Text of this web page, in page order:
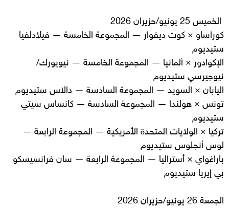
الخميس 25 يونيو/حزيران 2026
كوراساو × كوت ديفوار — المجموعة الخامسة — فيلادلفيا
ستيديوم
الإكوادور × ألمانيا — المجموعة الخامسة — نيويورك/
نيوجيرسي ستيديوم
اليابان × السويد — المجموعة السادسة — دالاس ستيديوم
تونس × هولندا — المجموعة السادسة — كانساس سيتي
ستيديوم
تركيا × الولايات المتحدة الأمريكية — المجموعة الرابعة —
لوس أنجلوس ستيديوم
باراغواي × أستراليا — المجموعة الرابعة — سان فرانسيسكو
بي إيريا ستيديوم
الجمعة 26 يونيو/حزيران 2026